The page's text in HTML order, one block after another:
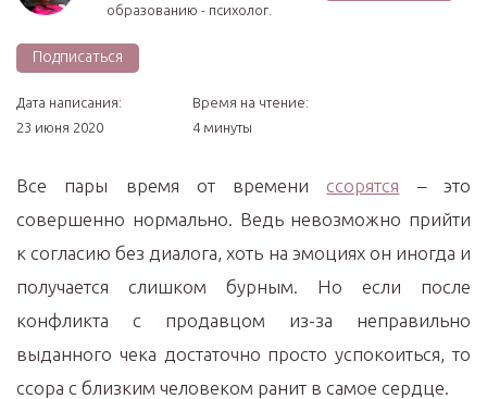
образованию - психолог.
Подписаться
Дата написания:
23 июня 2020
Время на чтение:
4 минуты
Все пары время от времени ссорятся – это
совершенно нормально. Ведь невозможно прийти
к согласию без диалога, хоть на эмоциях он иногда и
получается слишком бурным. Но если после
конфликта с продавцом из-за неправильно
выданного чека достаточно просто успокоиться, то
ссора с близким человеком ранит в самое сердце.